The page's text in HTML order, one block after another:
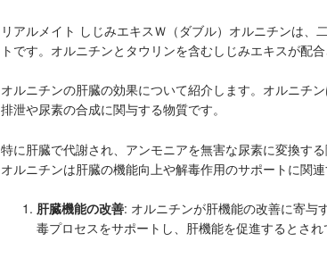
リアルメイト しじみエキスＷ（ダブル）オルニチンは、
トです。オルニチンとタウリンを含むしじみエキスが配合
オルニチンの肝臓の効果について紹介します。オルニチ
排泄や尿素の合成に関与する物質です。
特に肝臓で代謝され、アンモニアを無害な尿素に変換す
オルニチンは肝臓の機能向上や解毒作用のサポートに関連
肝臓機能の改善: オルニチンが肝機能の改善に寄与
毒プロセスをサポートし、肝機能を促進するとされ